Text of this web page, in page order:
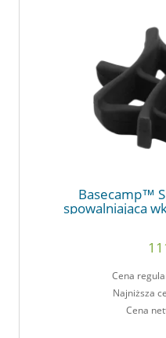
Basecamp™
spowalniająca
Cena
Najniższa
Cena